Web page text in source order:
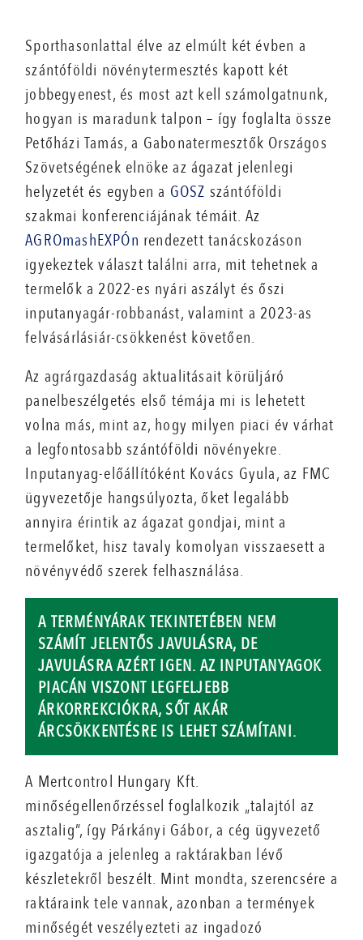
Sporthasonlattal élve az elmúlt két évben a
szántóföldi növénytermesztés kapott két
jobbegyenest, és most azt kell számolgatnunk,
hogyan is maradunk talpon – így foglalta össze
Petőházi Tamás, a Gabonatermesztők Országos
Szövetségének elnöke az ágazat jelenlegi
helyzetét és egyben a GOSZ szántóföldi
szakmai konferenciájának témáit. Az
AGROmashEXPÓn rendezett tanácskozáson
igyekeztek választ találni arra, mit tehetnek a
termelők a 2022-es nyári aszályt és őszi
inputanyagár-robbanást, valamint a 2023-as
felvásárlásiár-csökkenést követően.
Az agrárgazdaság aktualitásait körüljáró
panelbeszélgetés első témája mi is lehetett
volna más, mint az, hogy milyen piaci év várhat
a legfontosabb szántóföldi növényekre.
Inputanyag-előállítóként Kovács Gyula, az FMC
ügyvezetője hangsúlyozta, őket legalább
annyira érintik az ágazat gondjai, mint a
termelőket, hisz tavaly komolyan visszaesett a
növényvédő szerek felhasználása.
A TERMÉNYÁRAK TEKINTETÉBEN NEM
SZÁMÍT JELENTŐS JAVULÁSRA, DE
JAVULÁSRA AZÉRT IGEN. AZ INPUTANYAGOK
PIACÁN VISZONT LEGFELJEBB
ÁRKORREKCIÓKRA, SŐT AKÁR
ÁRCSÖKKENTÉSRE IS LEHET SZÁMÍTANI.
A Mertcontrol Hungary Kft.
minőségellenőrzéssel foglalkozik „talajtól az
asztalig”, így Párkányi Gábor, a cég ügyvezető
igazgatója a jelenleg a raktárakban lévő
készletekről beszélt. Mint mondta, szerencsére a
raktáraink tele vannak, azonban a termények
minőségét veszélyezteti az ingadozó